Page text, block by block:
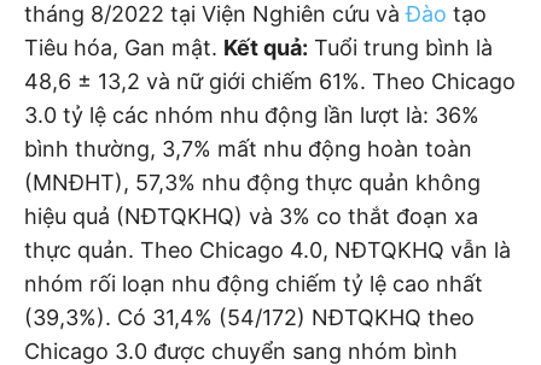
tháng 8/2022 tại Viện Nghiên cứu vàĐào tạo
Tiêu hóa, Gan mật. Kết quả: Tuổi trung bình là
48,6 ± 13,2 và nữ giới chiếm 61%. Theo Chicago
3.0 tỷ lệ các nhóm nhu động lần lượt là: 36%
bình thường, 3,7% mất nhu động hoàn toàn
(MNĐHT), 57,3% nhu động thực quản không
hiệu quả (NĐTQKHQ) và 3% co thắt đoạn xa
thực quản. Theo Chicago 4.0, NĐTQKHQ vẫn là
nhóm rối loạn nhu động chiếm tỷ lệ cao nhất
(39,3%). Có 31,4% (54/172) NĐTQKHQ theo
Chicago 3.0 được chuyển sang nhóm bình